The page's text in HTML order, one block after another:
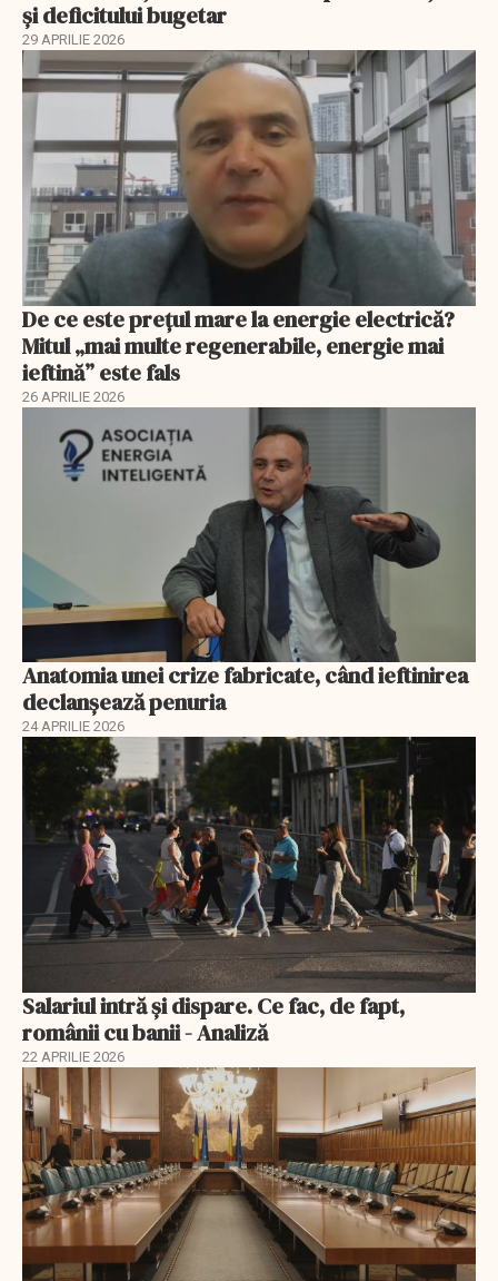
și deficitului bugetar
29 APRILIE 2026
De ce este prețul mare la energie electrică?
Mitul „mai multe regenerabile, energie mai
ieftină” este fals
26 APRILIE 2026
Anatomia unei crize fabricate, când ieftinirea
declanșează penuria
24 APRILIE 2026
Salariul intră și dispare. Ce fac, de fapt,
românii cu banii - Analiză
22 APRILIE 2026